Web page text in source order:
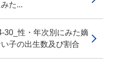
た...
30_性・年次別にみた嫡
子の出生数及び割合